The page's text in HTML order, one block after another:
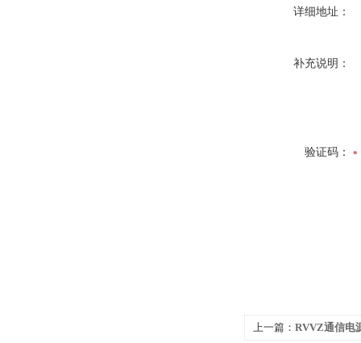
详细地址：
补充说明：
验证码：
上一篇： RVVZ通信电